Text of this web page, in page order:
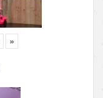
»